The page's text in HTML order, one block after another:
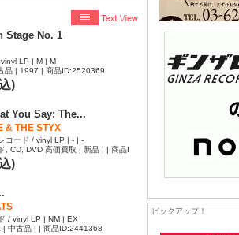
Stage No. 1
LP | M | M
品 | 1997 | 商品ID:2520369
)
You Say: The...
& THE STYX
コード / vinyl LP | - | -
CD, DVD 高価買取 | 新品 | | 商品I
)
/ vinyl LP | NM | EX
| 中古品 | | 商品ID:2441368
ピックアップ！